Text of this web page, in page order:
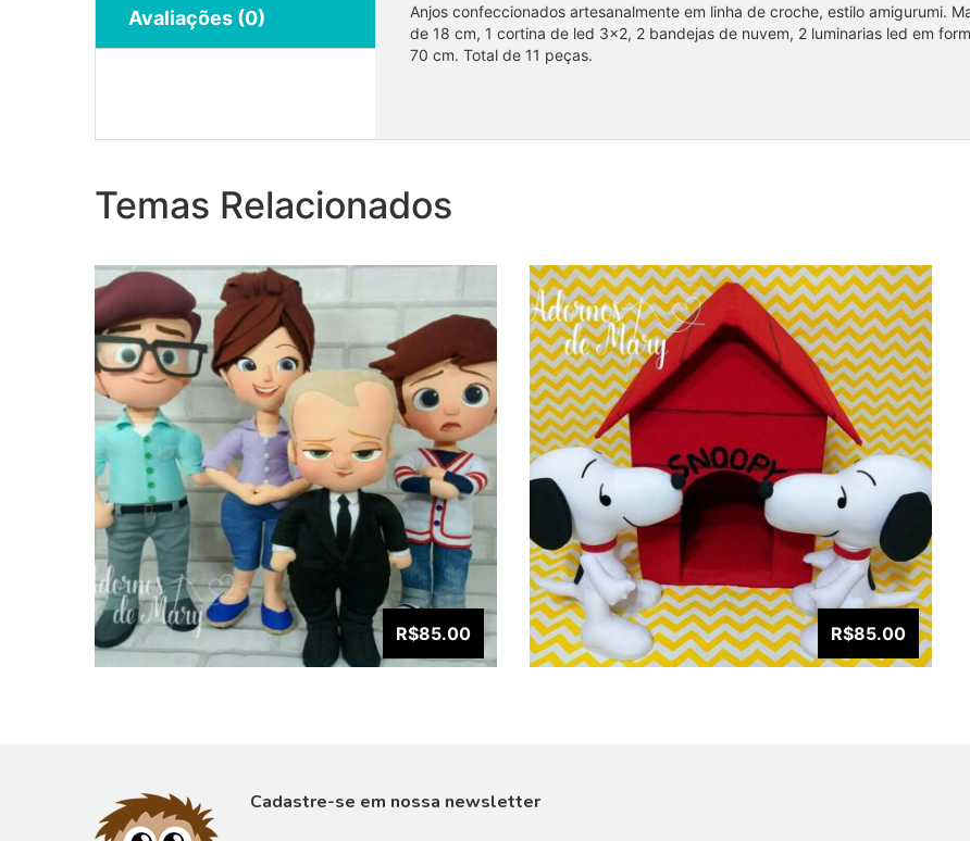
Avaliações (0)
Anjos confeccionados artesanalmente em linha de croche, estilo amigurumi.
de 18 cm, 1 cortina de led 3×2, 2 bandejas de nuvem, 2 luminarias led em
70 cm. Total de 11 peças.
Temas Relacionados
R$85.00 R$85.00
Cadastre-se em nossa newsletter